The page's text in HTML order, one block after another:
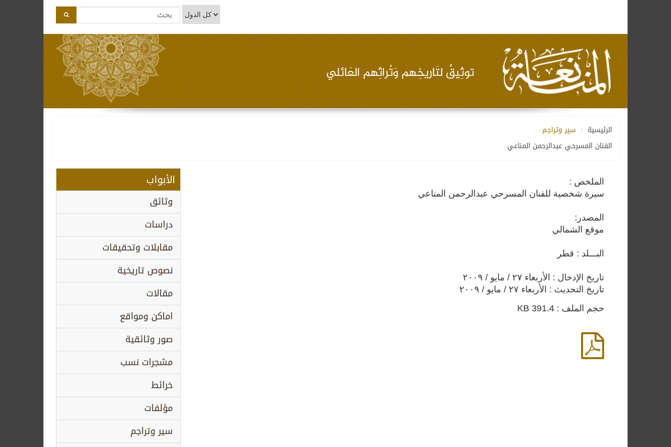
الأبواب
وثائق
دراسات
مقابلات وتحقيقات
نصوص تاريخية
مقالات
اماكن ومواقع
صور وثائقية
مشجرات نسب
خرائط
مؤلفات
سير وتراجم
الرئيسية
سير وتراجم
الفنان المسرحي عبدالرحمن المناعي
الملخص :
سيرة شخصية للفنان المسرحي عبدالرحمن المناعي
المصدر:
موقع الشمالي
البـــلد : قطر
تاريخ الإدخال : الأربعاء ٢٧ / مايو / ٢٠٠٩
تاريخ التحديث : الأربعاء ٢٧ / مايو / ٢٠٠٩
حجم الملف : 391.4 KB